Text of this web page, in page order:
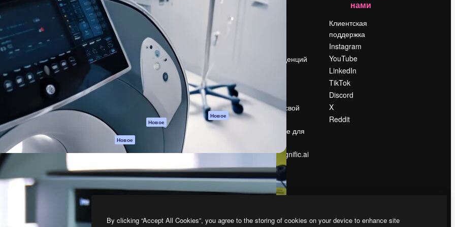
для создания
Более 1 миллиона
креаторов,
и студий.
Spaces
ИИ-помощник
Генератор
изображений ИИ
Генератор видео
ИИ
Генератор голоса
на основе ИИ
Стоковый контент
MCP для
Claude/ChatGPT
Новое
Новое
API
приложение
Все инструменты
Документация по
Служба
поддержки
Условия и
положения
Политика
конфиденциальности
Оригиналы Новое
Политика файлов
cookie
Центр доверия
Предприятие
Цены
Поиск тенденций
Slidesgo
Продайте свой
контент
Помещение для
Ищете magnific.ai
нами
Клиентская
поддержка
Instagram
YouTube
LinkedIn
TikTok
Discord
X
Reddit
By clicking “Accept All Cookies”, you agree to the storing of cookies on your device to enhance site